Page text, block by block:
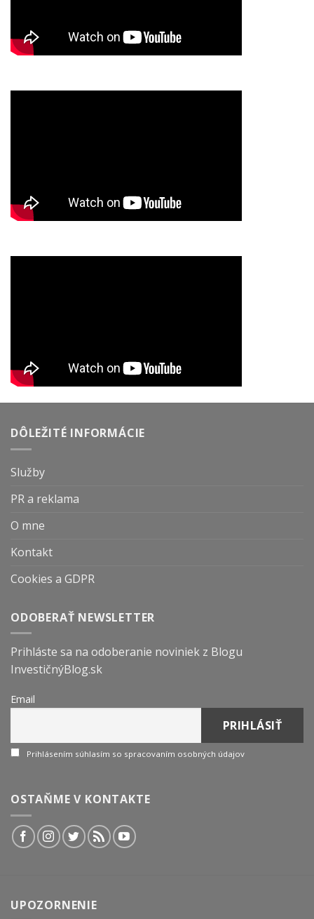
DÔLEŽITÉ INFORMÁCIE
Služby
PR a reklama
O mne
Kontakt
Cookies a GDPR
ODOBERAŤ NEWSLETTER
Prihláste sa na odoberanie noviniek z Blogu
InvestičnýBlog.sk
Email
Prihlásením súhlasím so spracovaním osobných údajov
OSTAŇME V KONTAKTE
UPOZORNENIE